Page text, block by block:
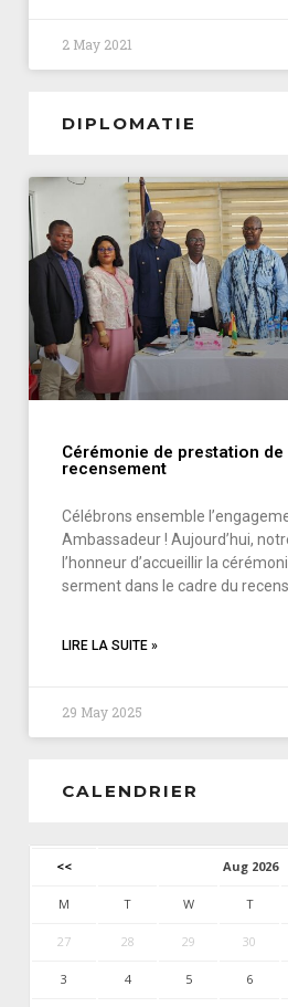
2 May 2021
DIPLOMATIE
Cérémonie de prestation
recensement
Célébrons ensemble
Ambassadeur ! Aujourd’hui,
l’honneur d’accueillir la
serment dans le cadre du
LIRE LA SUITE »
29 May 2025
CALENDRIER
<< Aug 2026
M T W T
27 28 29 30
3 4 5 6